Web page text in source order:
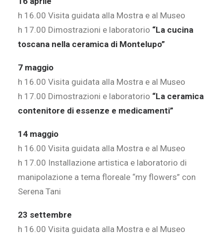
h 16.00 Visita guidata alla Mostra e al Museo
h 17.00 Dimostrazioni e laboratorio “La cucina
toscana nella ceramica di Montelupo”
7 maggio
h 16.00 Visita guidata alla Mostra e al Museo
h 17.00 Dimostrazioni e laboratorio “La ceramica
contenitore di essenze e medicamenti”
14 maggio
h 16.00 Visita guidata alla Mostra e al Museo
h 17.00 Installazione artistica e laboratorio di
manipolazione a tema floreale “my flowers” con
Serena Tani
23 settembre
h 16.00 Visita guidata alla Mostra e al Museo